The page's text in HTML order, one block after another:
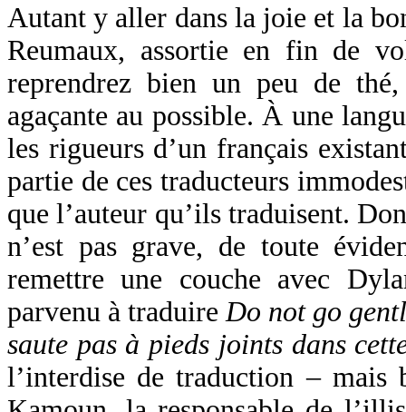
Autant y aller dans la joie et la
Reumaux, assortie en fin de
reprendrez bien un peu de
agaçante au possible. À une
les rigueurs d’un français
partie de ces traducteurs
que l’auteur qu’ils traduisent.
n’est pas grave, de toute
remettre une couche avec
parvenu à traduire Do not go
saute pas à pieds joints dans
l’interdise de traduction – mais